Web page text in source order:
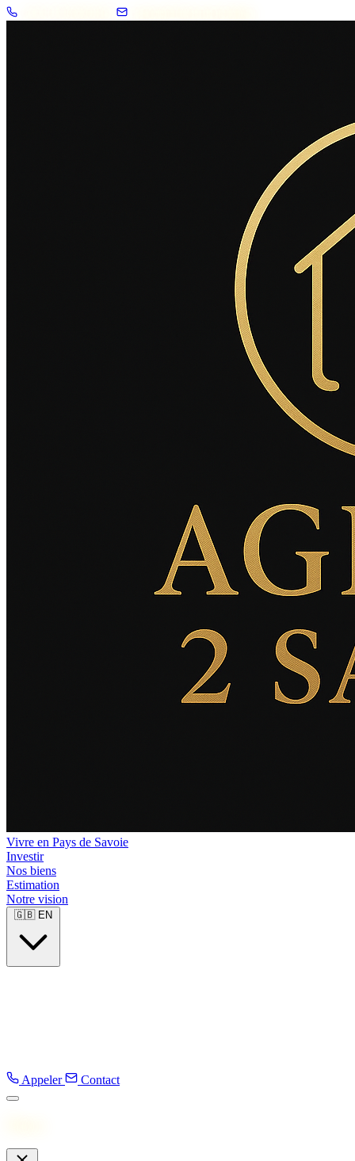
Vivre en Pays de Savoie
Investir
Nos biens
Estimation
Notre vision
🇬🇧 EN
Appeler Contact